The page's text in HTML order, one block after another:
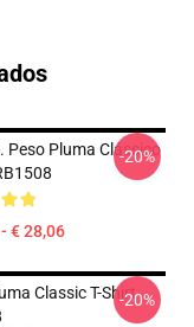
Peso Pluma Clássico
€ 28,06
-20%
Classic T-Shirt-20%